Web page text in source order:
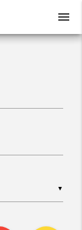
menu
▼